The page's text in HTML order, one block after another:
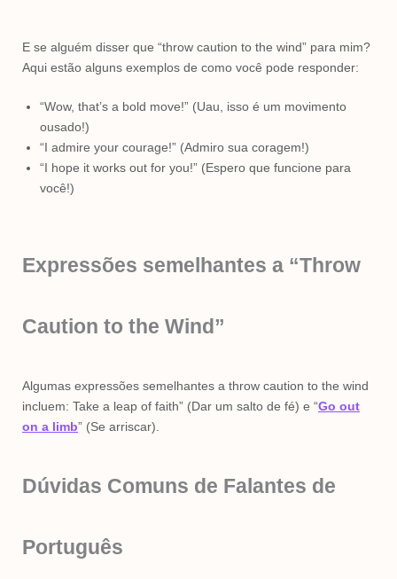
E se alguém disser que “throw caution to the wind” para mim?
Aqui estão alguns exemplos de como você pode responder:
“Wow, that’s a bold move!” (Uau, isso é um movimento
ousado!)
“I admire your courage!” (Admiro sua coragem!)
“I hope it works out for you!” (Espero que funcione para
você!)
Expressões semelhantes a “Throw
Caution to the Wind”
Algumas expressões semelhantes a throw caution to the wind
incluem: Take a leap of faith” (Dar um salto de fé) e “Go out
on a limb” (Se arriscar).
Dúvidas Comuns de Falantes de
Português